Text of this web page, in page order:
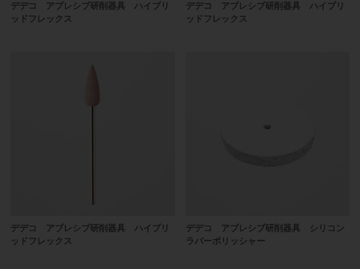
デデコ アブレシブ研削器具 ハイブリ
ッドフレックス
デデコ アブレシブ研削器具 ハイブリ
ッドフレックス
デデコ アブレシブ研削器具 ハイブリ
ッドフレックス
デデコ アブレシブ研削器具 シリコン
ラバーポリッシャー